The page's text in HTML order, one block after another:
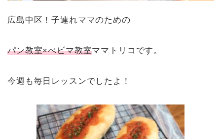
広島中区！子連れママのための
パン教室×べビマ教室ママトリコです。
今週も毎日レッスンでしたよ！